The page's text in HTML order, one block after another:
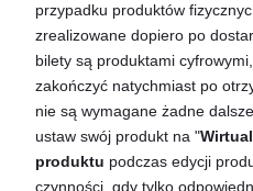
przypadku produktów
zrealizowane dopiero po
bilety są produktami
zakończyć natychmiast po
nie są wymagane żadne
ustaw swój produkt na "
produktu podczas edycji
czynności, gdy tylko